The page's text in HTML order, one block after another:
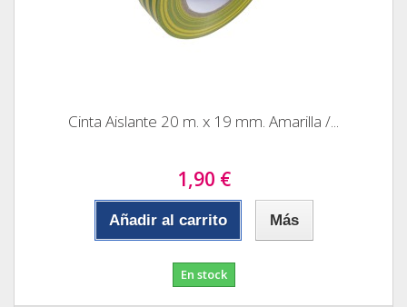
Cinta Aislante 20 m. x 19 mm. Amarilla /...
1,90 €
Añadir al carrito Más
En stock